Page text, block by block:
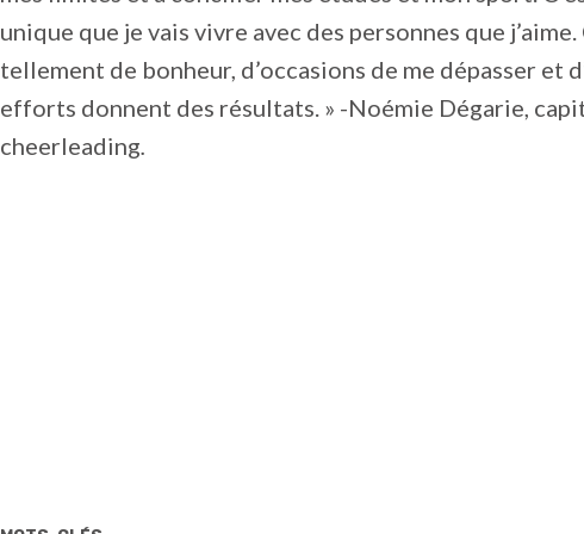
unique que je vais vivre avec des personnes que
tellement de bonheur, d’occasions de me dépasser et
efforts donnent des résultats. » -Noémie Dégarie,
cheerleading.